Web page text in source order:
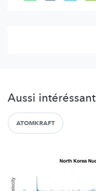
Aussi intéréssant
ATOMKRAFT